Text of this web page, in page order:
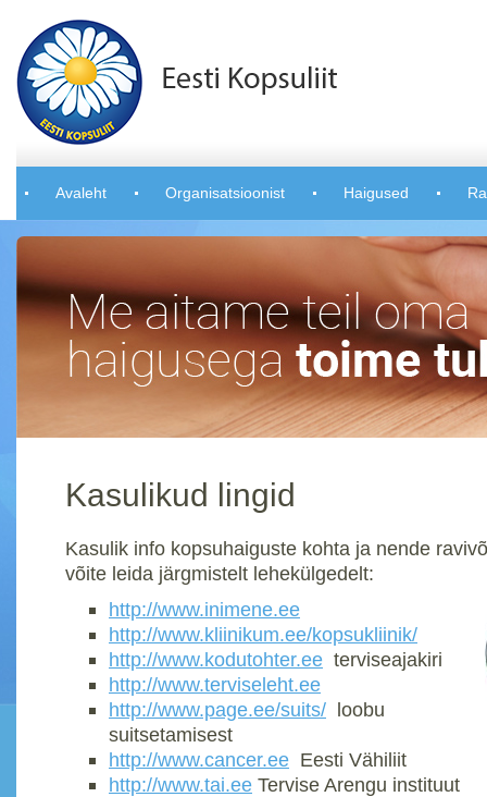
Avaleht Organisatsioonist Haigused
Kasulikud lingid
Kasulik info kopsuhaiguste kohta ja nende
võite leida järgmistelt lehekülgedelt:
http://www.inimene.ee
http://www.kliinikum.ee/kopsukliinik/
http://www.kodutohter.ee terviseajakiri
http://www.terviseleht.ee
http://www.page.ee/suits/ loobu
suitsetamisest
http://www.cancer.ee Eesti Vähiliit
http://www.tai.ee Tervise Arengu instituut